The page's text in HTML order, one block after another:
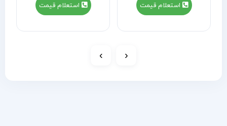
استعلام قیمت استعلام قیمت
‹
›